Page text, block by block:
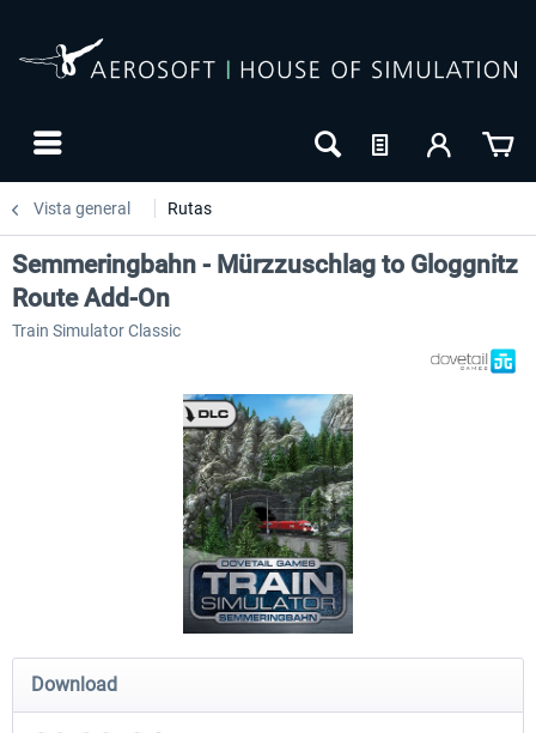
Vista general Rutas
Koeblitzer Mountain Route 3 reloaded VirtualTracks - Ringbahn
Semmeringbahn - Mürzzuschlag to Gloggnitz
Route Add-On
Train Simulator Classic
Download